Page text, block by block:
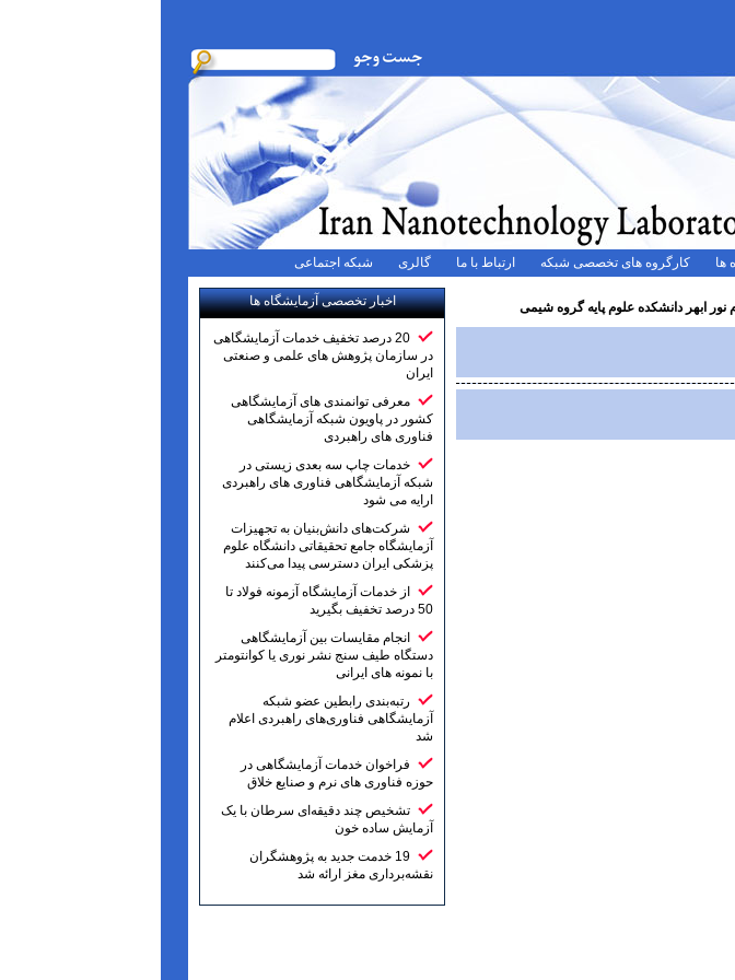
ها کارگروه های تخصصی شبکه ارتباط با ما گالری شبکه اجتماعی
اخبار تخصصی آزمایشگاه ها
20 درصد تخفیف خدمات آزمایشگاهی
در سازمان پژوهش های علمی و صنعتی
ایران
معرفی توانمندی های آزمایشگاهی
کشور در پاویون شبکه آزمایشگاهی
فناوری های راهبردی
خدمات چاپ سه بعدی زیستی در
شبکه آزمایشگاهی فناوری های راهبردی
ارایه می شود
شرکت‌های دانش‌بنیان به تجهیزات
آزمایشگاه جامع تحقیقاتی دانشگاه علوم
پزشکی ایران دسترسی پیدا می‌کنند
از خدمات آزمایشگاه آزمونه فولاد تا
50 درصد تخفیف بگیرید
انجام مقایسات بین آزمایشگاهی
دستگاه طیف سنج نشر نوری یا کوانتومتر
با نمونه های ایرانی
رتبه‌بندی رابطین عضو شبکه
آزمایشگاهی فناوری‌های راهبردی اعلام
شد
فراخوان خدمات آزمایشگاهی در
حوزه فناوری های نرم و صنایع خلاق
تشخیص چند دقیقه‌ای سرطان با یک
آزمایش ساده خون
19 خدمت جدید به پژوهشگران
نقشه‌برداری مغز ارائه شد
نور ابهر دانشکده علوم پایه گروه شیمی